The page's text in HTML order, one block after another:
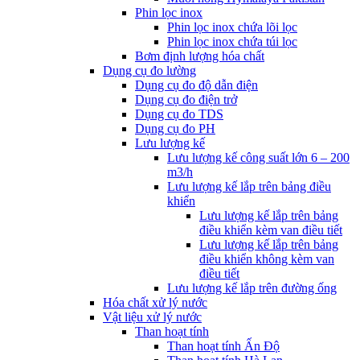
Phin lọc inox
Phin lọc inox chứa lõi lọc
Phin lọc inox chứa túi lọc
Bơm định lượng hóa chất
Dụng cụ đo lường
Dụng cụ đo độ dẫn điện
Dụng cụ đo điện trở
Dụng cụ đo TDS
Dụng cụ đo PH
Lưu lượng kế
Lưu lượng kế công suất lớn 6 – 200
m3/h
Lưu lượng kế lắp trên bảng điều
khiển
Lưu lượng kế lắp trên bảng
điều khiển kèm van điều tiết
Lưu lượng kế lắp trên bảng
điều khiển không kèm van
điều tiết
Lưu lượng kế lắp trên đường ống
Hóa chất xử lý nước
Vật liệu xử lý nước
Than hoạt tính
Than hoạt tính Ấn Độ